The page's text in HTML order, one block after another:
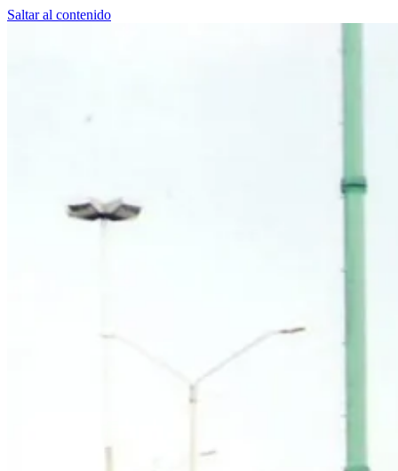
Saltar al contenido